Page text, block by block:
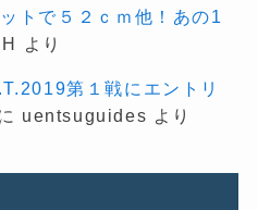
トで５２ｃｍ他！あの1
H より
第１戦にエントリ
uentsuguides より